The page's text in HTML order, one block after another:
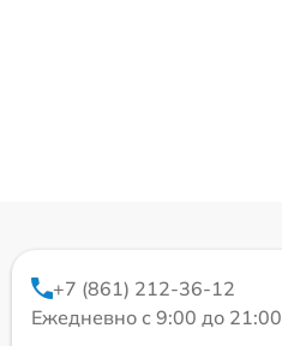
+7 (861) 212-36-12
Ежедневно с 9:00 до 21:00